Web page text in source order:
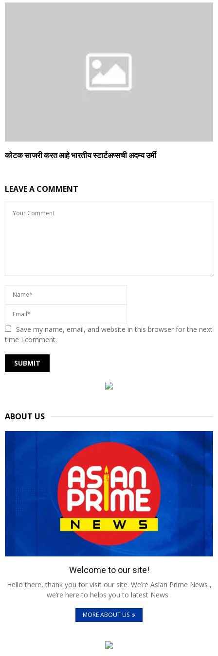
कोटक साजरी करत आहे भारतीय स्टार्टअप्सची अदम्य उर्मी
LEAVE A COMMENT
Save my name, email, and website in this browser for the next
time I comment.
ABOUT US
Welcome to our site!
Hello there, thank you for visit our site. We’re Asian Prime News ,
we’re here to helps you to latest News .
MORE ABOUT US